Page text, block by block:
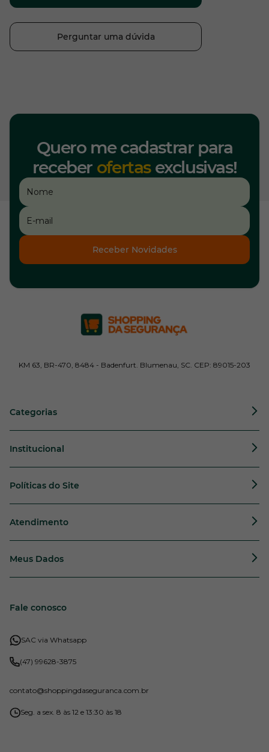
Perguntar uma dúvida
Quero me cadastrar para
receber ofertasexclusivas!
Receber Novidades
KM 63, BR-470, 8484 - Badenfurt. Blumenau, SC. CEP: 89015-203
Categorias
Institucional
Políticas do Site
Atendimento
Meus Dados
Fale conosco
SAC via Whatsapp
(47) 99628-3875
contato@shoppingdaseguranca.com.br
Seg. a sex. 8 às 12 e 13:30 às 18